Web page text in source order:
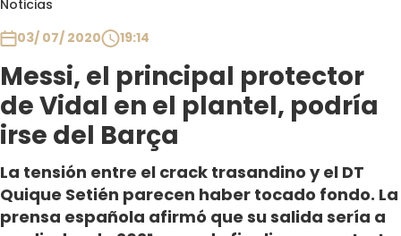
Noticias
03/ 07/ 2020
19:14
Messi, el principal protector
de Vidal en el plantel, podría
irse del Barça
La tensión entre el crack trasandino y el DT
Quique Setién parecen haber tocado fondo. La
prensa española afirmó que su salida sería a
Club De La Comedia
Contigo en Directo
Plan Perfecto
El Tiempo
Sabingo
Todos Los Programas